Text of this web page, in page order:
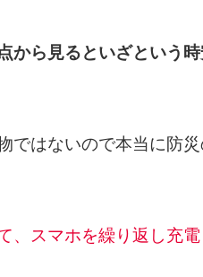
から見るといざという
ではないので本当に防
、スマホを繰り返し充